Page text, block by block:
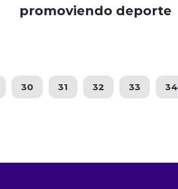
promoviendo deporte
30 31 32 33 34